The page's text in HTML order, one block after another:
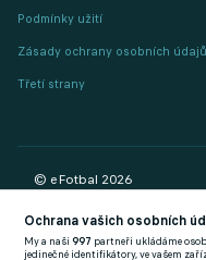
Podmínky užití
Zásady ochrany osobních údajů
Třetí strany
© eFotbal 2026
Ochrana vašich osobních
My a naši997 partneři ukládáme
jedinečné identifikátory, ve vašem